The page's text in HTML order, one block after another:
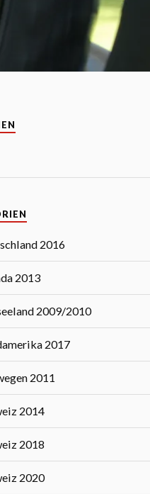
2016
2013
2009/2010
2017
2011
2014
2018
2020